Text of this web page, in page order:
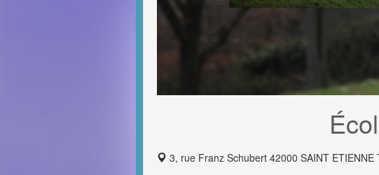
3, rue Franz Schubert 42000 SAINT ETIENNE